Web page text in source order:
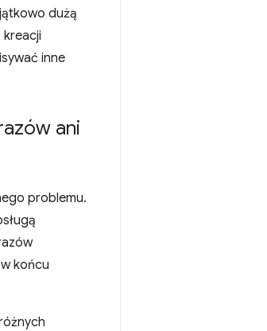
dużą
inne
ani
problemu.
końcu